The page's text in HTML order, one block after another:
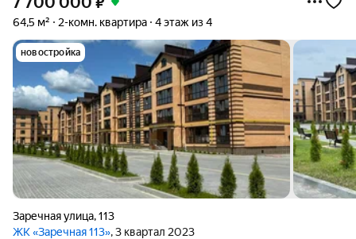
64,5 м² 2-комн. квартира 4 этаж из 4
новостройка
Заречная улица,113
ЖК «Заречная 113», 3 квартал 2023